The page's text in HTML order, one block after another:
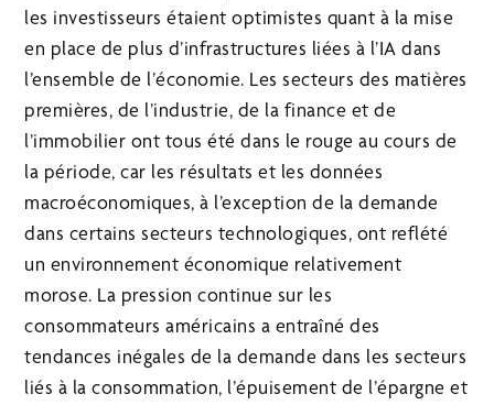
les investisseurs étaient optimistes quant à la mise
en place de plus d’infrastructures liées à l’IA dans
l’ensemble de l’économie. Les secteurs des matières
premières, de l’industrie, de la finance et de
l’immobilier ont tous été dans le rouge au cours de
la période, car les résultats et les données
macroéconomiques, à l’exception de la demande
dans certains secteurs technologiques, ont reflété
un environnement économique relativement
morose. La pression continue sur les
consommateurs américains a entraîné des
tendances inégales de la demande dans les secteurs
liés à la consommation, l’épuisement de l’épargne et